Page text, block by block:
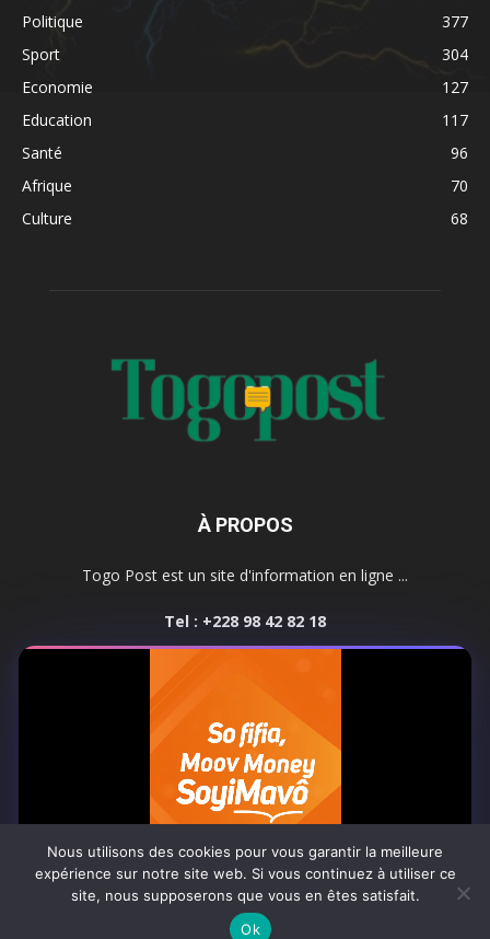
Politique
377
Sport
304
Economie
127
Education
117
Santé
96
Afrique
70
Culture
68
À PROPOS
Togo Post est un site d'information en ligne ...
Tel : +228 98 42 82 18
SUIVEZ NOUS
Africa-Newsroom Contact Activités du site
© Copyright 2025 Togo Post | Tous droits réservés
Nous utilisons des cookies pour vous garantir la meilleure
expérience sur notre site web. Si vous continuez à utiliser ce
site, nous supposerons que vous en êtes satisfait.
Ok